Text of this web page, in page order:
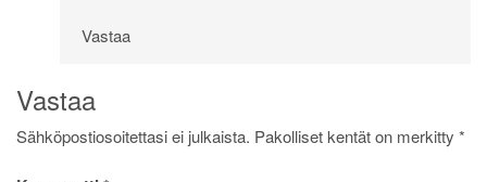
Vastaa
Vastaa
Sähköpostiosoitettasi ei julkaista. Pakolliset kentät on merkitty *